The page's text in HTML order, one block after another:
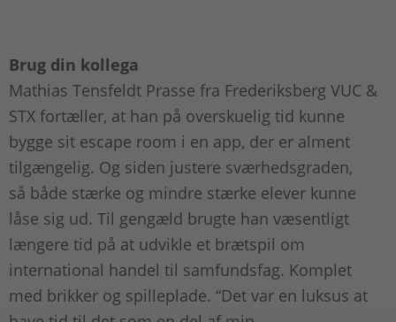
Brug din kollega
Mathias Tensfeldt Prasse fra Frederiksberg VUC &
STX fortæller, at han på overskuelig tid kunne
bygge sit escape room i en app, der er alment
tilgængelig. Og siden justere sværhedsgraden,
så både stærke og mindre stærke elever kunne
låse sig ud. Til gengæld brugte han væsentligt
længere tid på at udvikle et brætspil om
international handel til samfundsfag. Komplet
med brikker og spilleplade. “Det var en luksus at